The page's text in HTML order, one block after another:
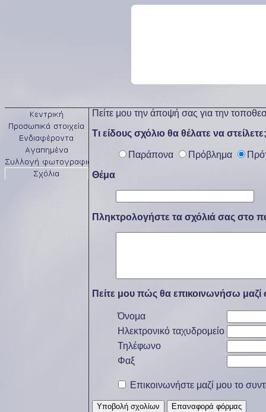
Πείτε μου την άποψή σας για την
Τι είδους σχόλιο θα θέλατε να στείλετε;
Παράπονα Πρόβλημα
Θέμα
Πληκτρολογήστε τα σχόλιά σας στο
Πείτε μου πώς θα επικοινωνήσω μαζί
Όνομα
Ηλεκτρονικό ταχυδρομείο
Τηλέφωνο
Φαξ
Επικοινωνήστε μαζί μου το